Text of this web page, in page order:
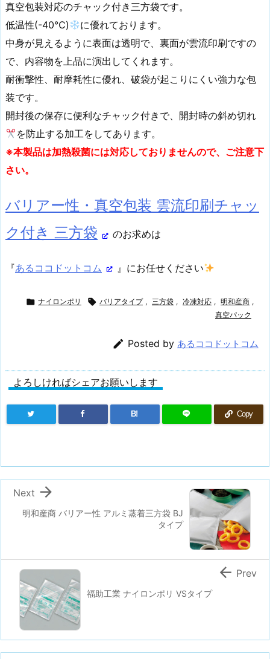
真空包装対応のチャック付き三方袋です。
低温性(-40℃)
に優れております。
中身が見えるように表面は透明で、裏面が雲流印刷ですの
で、内容物を上品に演出してくれます。
耐衝撃性、耐摩耗性に優れ、破袋が起こりにくい強力な包
装です。
開封後の保存に便利なチャック付きで、開封時の斜め切れ
を防止する加工をしてあります。
※本製品は加熱殺菌には対応しておりませんので、ご注意下
さい。
バリアー性・真空包装 雲流印刷チャッ
ク付き 三方袋
のお求めは
『あるココドットコム 』にお任せください
 ナイロンポリ  バリアタイプ , 三方袋 , 冷凍対応 , 明和産商 ,
真空パック
 Posted by あるココドットコム
よろしければシェアお願いします
B! Copy
明和産商 バリアー性 アルミ蒸着三方袋 BJ
タイプ

Next
福助工業 ナイロンポリ VSタイプ
 Prev